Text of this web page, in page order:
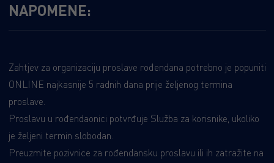
NAPOMENE:
Zahtjev za organizaciju proslave rođendana potrebno je popuniti
ONLINE najkasnije 5 radnih dana prije željenog termina
proslave.
Proslavu u rođendaonici potvrđuje Služba za korisnike, ukoliko
je željeni termin slobodan.
Preuzmite pozivnice za rođendansku proslavu ili ih zatražite na